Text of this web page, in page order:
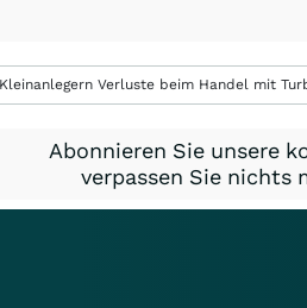
Verluste beim Handel mit
Abonnieren Sie unsere
verpassen Sie nichts